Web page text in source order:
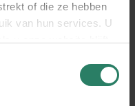
of die ze hebben
van hun services. U
zijn
van
aankoopbonnen,
een logboek bij
gebruik van